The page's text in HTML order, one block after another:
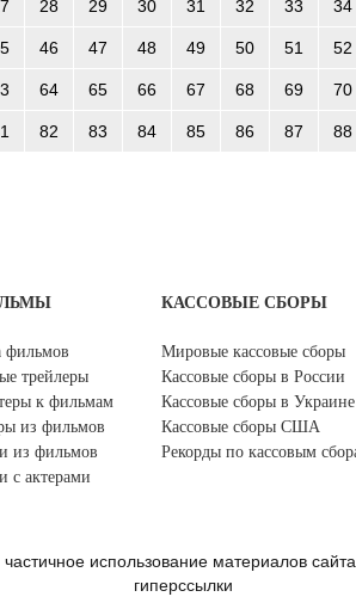
28 29 30 31 32 33 34
46 47 48 49 50 51 52
64 65 66 67 68 69 70
82 83 84 85 86 87 88
фильмов
трейлеры
к фильмам
из фильмов
из фильмов
с актерами
КАССОВЫЕ СБОРЫ
Мировые кассовые сборы
Кассовые сборы в России
Кассовые сборы в Украине
Кассовые сборы США
Рекорды по кассовым
использование материалов
гиперссылки